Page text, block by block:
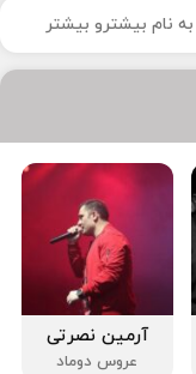
نام بیشترو بیشتر
آرمین نصرتی
عروس دوماد